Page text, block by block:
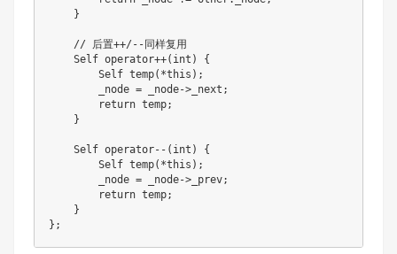
}
// 后置++/--同样复用
    Self
operator++( int )
{
        Self
temp( *this ) ;
        _node
= _node-> _next ;
return temp;
}
    Self
operator-- ( int )
{
        Self
temp( *this ) ;
        _node
= _node-> _prev;
return temp;
}
} ;